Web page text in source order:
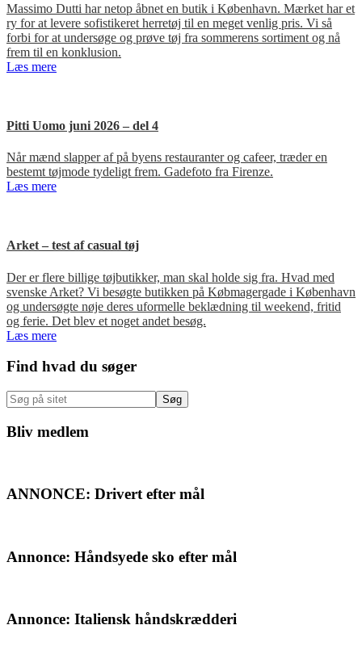
Massimo Dutti har netop åbnet en butik i København. Mærket har et
ry for at levere sofistikeret herretøj til en meget venlig pris. Vi så
forbi for at undersøge og prøve tøj fra sommerens sortiment og nå
frem til en konklusion.
Læs mere
Pitti Uomo juni 2026 – del 4
Når mænd slapper af på byens restauranter og cafeer, træder en
bestemt tøjmode tydeligt frem. Gadefoto fra Firenze.
Læs mere
Arket – test af casual tøj
Der er flere billige tøjbutikker, man skal holde sig fra. Hvad med
svenske Arket? Vi besøgte butikken på Købmagergade i København
og undersøgte nøje deres uformelle beklædning til weekend, fritid
og ferie. Det blev et noget andet besøg.
Læs mere
Primær
Sidebar
Find hvad du søger
Søg
på
sitet
Bliv medlem
ANNONCE: Drivert efter mål
Annonce: Håndsyede sko efter mål
Annonce: Italiensk håndskrædderi